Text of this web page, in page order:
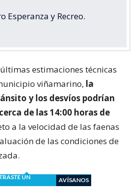
Esperanza y Recreo.
estimaciones técnicas
viñamarino, la
y los desvíos podrían
de las 14:00 horas de
a la velocidad de las faenas
de las condiciones de
UN
AVÍSANOS